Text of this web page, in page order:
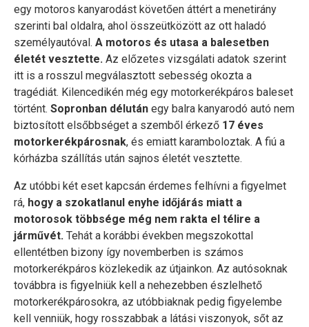
egy motoros kanyarodást követően áttért a menetirány
szerinti bal oldalra, ahol összeütközött az ott haladó
személyautóval. A motoros és utasa a balesetben
életét vesztette. Az előzetes vizsgálati adatok szerint
itt is a rosszul megválasztott sebesség okozta a
tragédiát. Kilencedikén még egy motorkerékpáros baleset
történt. Sopronban délután egy balra kanyarodó autó nem
biztosított elsőbbséget a szemből érkező 17 éves
motorkerékpárosnak, és emiatt karamboloztak. A fiú a
kórházba szállítás után sajnos életét vesztette.
Az utóbbi két eset kapcsán érdemes felhívni a figyelmet
rá, hogy a szokatlanul enyhe időjárás miatt a
motorosok többsége még nem rakta el télire a
járművét. Tehát a korábbi években megszokottal
ellentétben bizony így novemberben is számos
motorkerékpáros közlekedik az útjainkon. Az autósoknak
továbbra is figyelniük kell a nehezebben észlelhető
motorkerékpárosokra, az utóbbiaknak pedig figyelembe
kell venniük, hogy rosszabbak a látási viszonyok, sőt az